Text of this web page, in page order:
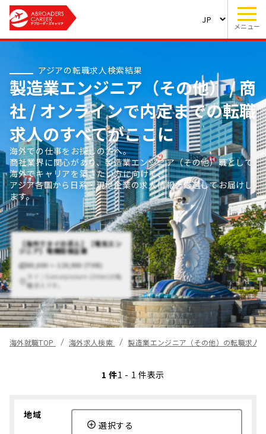
メニュー
アジアの転職求人検索結果
製造業エンジニア（その他） / 商
社 / オンラインで内定までの転職
求人のすべてがここに
海外での仕事をお探しの方へ。
商社業界に関心があり、製造業エンジニア（その他）職として
海外でキャリアを築きたい方に向けて、
アジア各国から日系・現地企業の求人情報を厳選してお届けし
ます。
【海外でタイの求人】【電気エン
ジニア】電機設備企業
60,000 〜 120,000 (THB)
タイ / Samutprakarn (Other)の転
職求人です。
海外就職TOP 海外求人検索 製造業エンジニア（その他）の転職求人
1 件1 - 1 件表示
地域
選択する